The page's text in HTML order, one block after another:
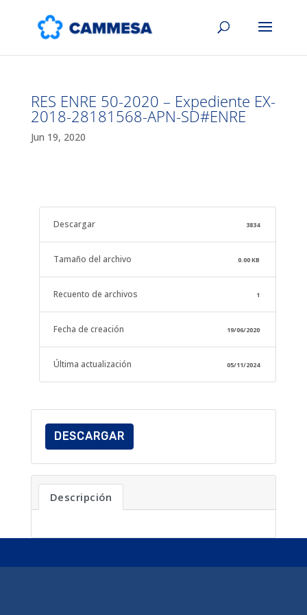
RES ENRE 50-2020 – Expediente EX-
2018-28181568-APN-SD#ENRE
Jun 19, 2020
Descargar 3834
Tamaño del archivo 0.00 KB
Recuento de archivos 1
Fecha de creación 19/06/2020
Última actualización 05/11/2024
DESCARGAR
Descripción